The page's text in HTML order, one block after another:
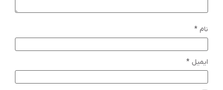
نام *
ایمیل *